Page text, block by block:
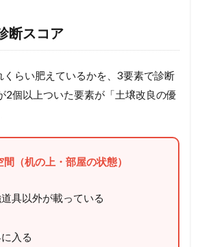
断スコア
くらい肥えているかを、3要素で診断
2個以上ついた要素が「土壌改良の優
（机の上・部屋の状態）
具以外が載っている
入る